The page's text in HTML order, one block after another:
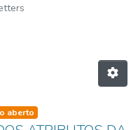
type
aberto